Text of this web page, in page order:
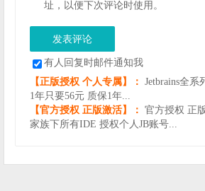
址，以便下次评论时使用。
有人回复时邮件通知我
【正版授权 个人专属】： Jetbrains全
1年只要56元 质保1年...
【官方授权 正版激活】： 官方授权 正
家族下所有IDE 授权个人JB账号...